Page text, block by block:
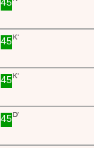
45K'
45K'
45D'